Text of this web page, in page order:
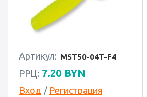
Артикул: MST50-04T-F4
РРЦ: 7.20 BYN
Вход / Регистрация